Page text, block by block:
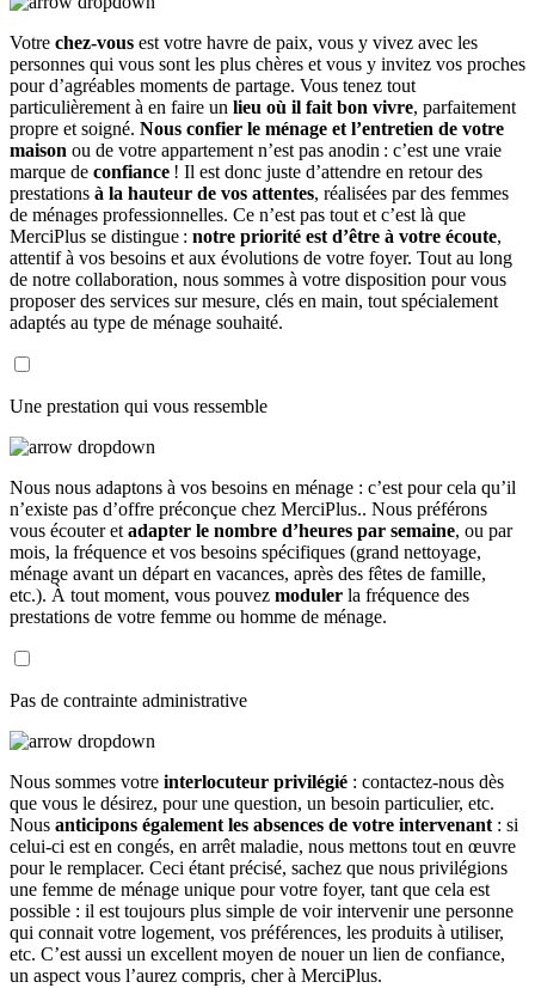
Votre chez-vous est votre havre de paix, vous y vivez avec les
personnes qui vous sont les plus chères et vous y invitez vos proches
pour d’agréables moments de partage. Vous tenez tout
particulièrement à en faire un lieu où il fait bon vivre, parfaitement
propre et soigné. Nous confier le ménage et l’entretien de votre
maison ou de votre appartement n’est pas anodin : c’est une vraie
marque de confiance ! Il est donc juste d’attendre en retour des
prestations à la hauteur de vos attentes, réalisées par des femmes
de ménages professionnelles. Ce n’est pas tout et c’est là que
MerciPlus se distingue : notre priorité est d’être à votre écoute,
attentif à vos besoins et aux évolutions de votre foyer. Tout au long
de notre collaboration, nous sommes à votre disposition pour vous
proposer des services sur mesure, clés en main, tout spécialement
adaptés au type de ménage souhaité.
Une prestation qui vous ressemble
Nous nous adaptons à vos besoins en ménage : c’est pour cela qu’il
n’existe pas d’offre préconçue chez MerciPlus.. Nous préférons
vous écouter et adapter le nombre d’heures par semaine, ou par
mois, la fréquence et vos besoins spécifiques (grand nettoyage,
ménage avant un départ en vacances, après des fêtes de famille,
etc.). À tout moment, vous pouvez moduler la fréquence des
prestations de votre femme ou homme de ménage.
Pas de contrainte administrative
Nous sommes votre interlocuteur privilégié : contactez-nous dès
que vous le désirez, pour une question, un besoin particulier, etc.
Nous anticipons également les absences de votre intervenant : si
celui-ci est en congés, en arrêt maladie, nous mettons tout en œuvre
pour le remplacer. Ceci étant précisé, sachez que nous privilégions
une femme de ménage unique pour votre foyer, tant que cela est
possible : il est toujours plus simple de voir intervenir une personne
qui connait votre logement, vos préférences, les produits à utiliser,
etc. C’est aussi un excellent moyen de nouer un lien de confiance,
un aspect vous l’aurez compris, cher à MerciPlus.